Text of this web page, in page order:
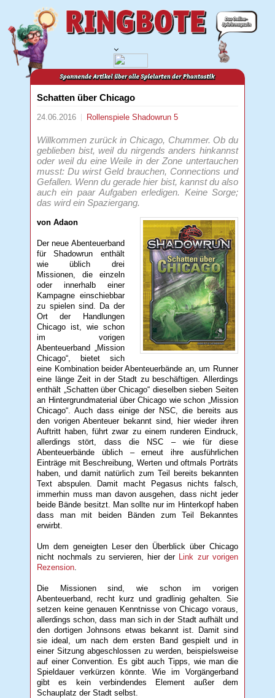
Schatten über Chicago
24.06.2016 RollenspieleShadowrun 5
Willkommen zurück in Chicago, Chummer. Ob du
geblieben bist, weil du nirgends anders hinkannst
oder weil du eine Weile in der Zone untertauchen
musst: Du wirst Geld brauchen, Connections und
Gefallen. Wenn du gerade hier bist, kannst du also
auch ein paar Aufgaben erledigen. Keine Sorge;
das wird ein Spaziergang.
von Adaon
Der neue Abenteuerband
für Shadowrun enthält
wie üblich drei
Missionen, die einzeln
oder innerhalb einer
Kampagne einschiebbar
zu spielen sind. Da der
Ort der Handlungen
Chicago ist, wie schon
im vorigen
Abenteuerband „Mission
Chicago“, bietet sich
eine Kombination beider Abenteuerbände an, um Runner
eine länge Zeit in der Stadt zu beschäftigen. Allerdings
enthält „Schatten über Chicago“ dieselben sieben Seiten
an Hintergrundmaterial über Chicago wie schon „Mission
Chicago“. Auch dass einige der NSC, die bereits aus
den vorigen Abenteuer bekannt sind, hier wieder ihren
Auftritt haben, führt zwar zu einem runderen Eindruck,
allerdings stört, dass die NSC – wie für diese
Abenteuerbände üblich – erneut ihre ausführlichen
Einträge mit Beschreibung, Werten und oftmals Porträts
haben, und damit natürlich zum Teil bereits bekannten
Text abspulen. Damit macht Pegasus nichts falsch,
immerhin muss man davon ausgehen, dass nicht jeder
beide Bände besitzt. Man sollte nur im Hinterkopf haben
dass man mit beiden Bänden zum Teil Bekanntes
erwirbt.
Um dem geneigten Leser den Überblick über Chicago
nicht nochmals zu servieren, hier der
Link zur vorigen
Rezension
Die Missionen sind, wie schon im vorigen
Abenteuerband, recht kurz und gradlinig gehalten. Sie
setzen keine genauen Kenntnisse von Chicago voraus,
allerdings schon, dass man sich in der Stadt aufhält und
den dortigen Johnsons etwas bekannt ist. Damit sind
sie ideal, um nach dem ersten Band gespielt und in
einer Sitzung abgeschlossen zu werden, beispielsweise
auf einer Convention. Es gibt auch Tipps, wie man die
Spieldauer verkürzen könnte. Wie im Vorgängerband
gibt es kein verbindendes Element außer dem
Schauplatz der Stadt selbst.